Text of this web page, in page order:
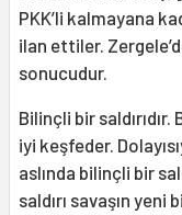
PKK’li kalmayana
ilan ettiler.
sonucudur.
Bilinçli bir
iyi keşfeder.
aslında bilinçli bir
saldırı savaşın yeni